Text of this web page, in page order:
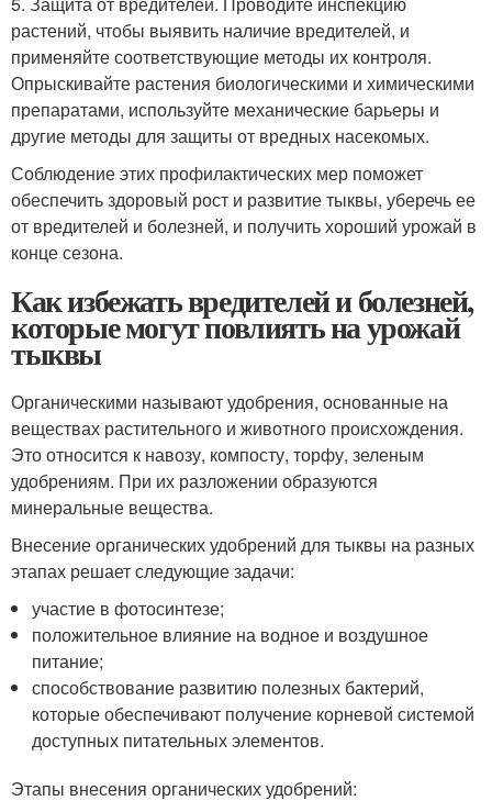
растений, чтобы выявить наличие вредителей, и
применяйте соответствующие методы их контроля.
Опрыскивайте растения биологическими и химическими
препаратами, используйте механические барьеры и
другие методы для защиты от вредных насекомых.
Соблюдение этих профилактических мер поможет
обеспечить здоровый рост и развитие тыквы, уберечь ее
от вредителей и болезней, и получить хороший урожай в
конце сезона.
Как избежать вредителей и болезней,
которые могут повлиять на урожай
тыквы
Органическими называют удобрения, основанные на
веществах растительного и животного происхождения.
Это относится к навозу, компосту, торфу, зеленым
удобрениям. При их разложении образуются
минеральные вещества.
Внесение органических удобрений для тыквы на разных
этапах решает следующие задачи:
участие в фотосинтезе;
положительное влияние на водное и воздушное
питание;
способствование развитию полезных бактерий,
которые обеспечивают получение корневой системой
доступных питательных элементов.
Этапы внесения органических удобрений: